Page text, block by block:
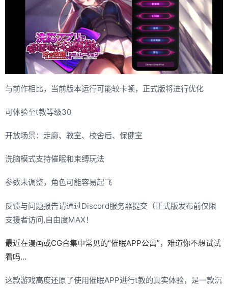
与前作相比，当前版本运行可能较卡顿，正式版将进行优化
可体验至t教等级30
开放场景：走廊、教室、校舍后、保健室
洗脑模式支持催眠和束缚玩法
参数未调整，角色可能容易起飞
反馈与问题报告请通过Discord服务器提交（正式版发布前仅限
支援者访问,自由度MAX！
最近在漫画或CG合集中常见的“催眠APP公寓”，难道你不想试试
看吗…
这款游戏高度还原了使用催眠APP进行t教的真实体验，是一款沉